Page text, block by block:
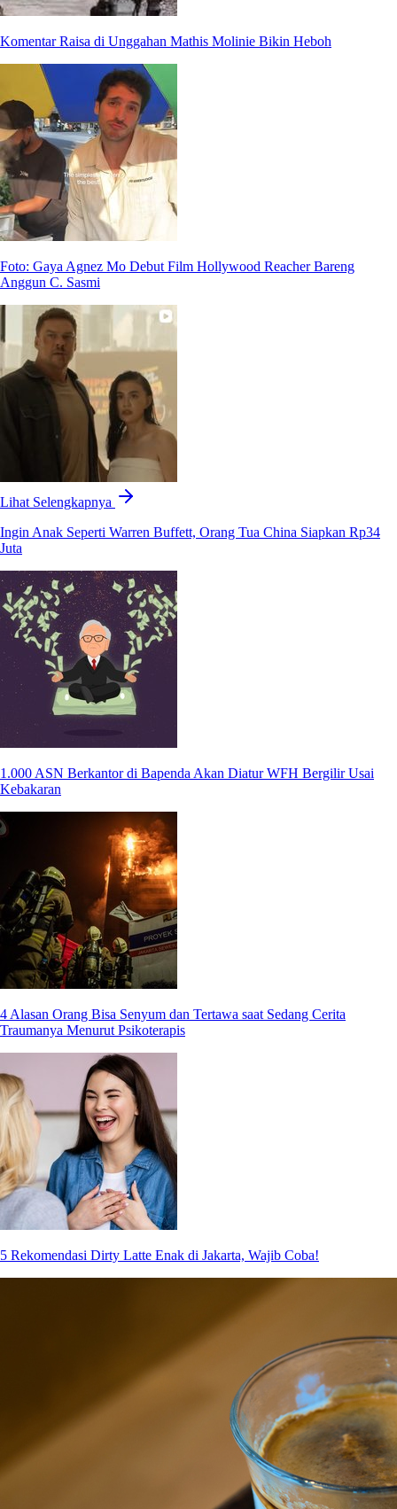
Komentar Raisa di Unggahan Mathis Molinie Bikin Heboh
Foto: Gaya Agnez Mo Debut Film Hollywood Reacher Bareng
Anggun C. Sasmi
Lihat Selengkapnya
Ingin Anak Seperti Warren Buffett, Orang Tua China Siapkan Rp34
Juta
1.000 ASN Berkantor di Bapenda Akan Diatur WFH Bergilir Usai
Kebakaran
4 Alasan Orang Bisa Senyum dan Tertawa saat Sedang Cerita
Traumanya Menurut Psikoterapis
5 Rekomendasi Dirty Latte Enak di Jakarta, Wajib Coba!